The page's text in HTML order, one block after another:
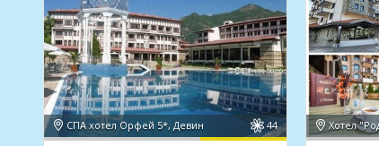
СПА хотел Орфей 5*, Девин 44